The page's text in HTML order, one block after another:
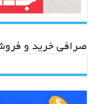
صرافی خرید و